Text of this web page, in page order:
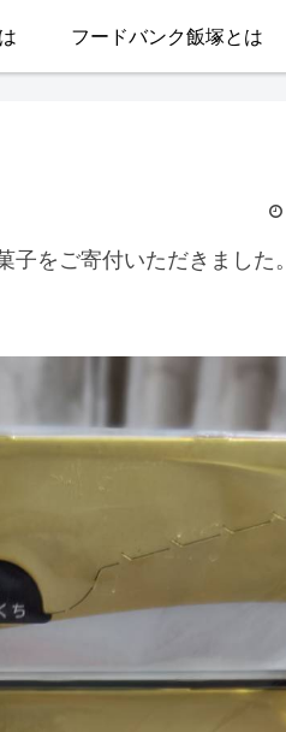
フードバンク飯塚とは
をご寄付いただきました。